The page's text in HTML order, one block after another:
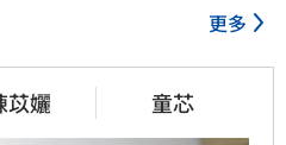
更多
苡孋 童芯